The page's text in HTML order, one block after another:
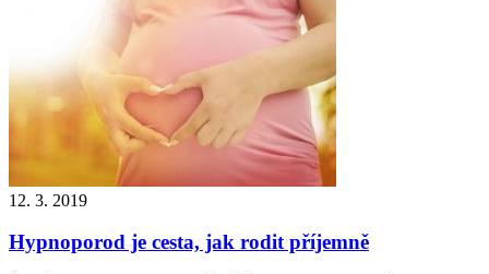
12. 3. 2019
Hypnoporod je cesta, jak rodit příjemně